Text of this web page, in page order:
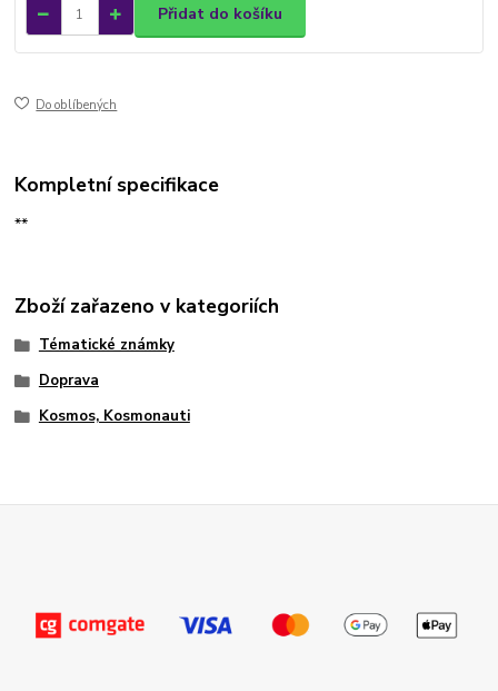
Přidat do košíku
Do oblíbených
Kompletní specifikace
**
Zboží zařazeno v kategoriích
Tématické známky
Doprava
Kosmos, Kosmonauti